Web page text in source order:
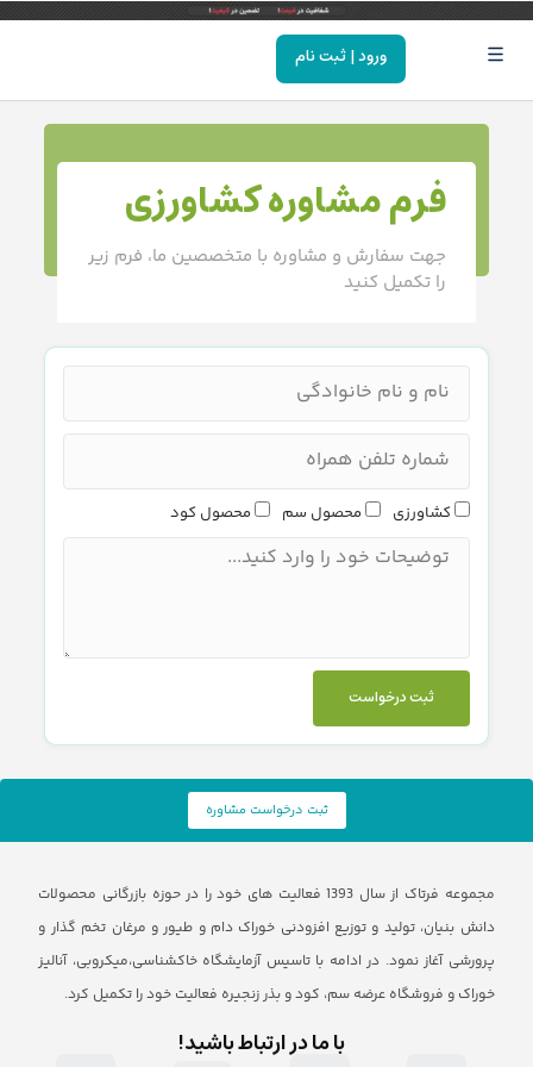
ورود | ثبت نام
فرم مشاوره کشاورزی
جهت سفارش و مشاوره با متخصصین ما، فرم زیر
را تکمیل کنید
کشاورزی محصول سم محصول کود
ثبت درخواست
ثبت درخواست مشاوره
مجموعه فرتاک از سال 1393 فعالیت های خود را در حوزه بازرگانی محصولات
دانش بنیان، تولید و توزیع افزودنی خوراک دام و طیور و مرغان تخم گذار و
پرورشی آغاز نمود. در ادامه با تاسیس آزمایشگاه خاکشناسی،میکروبی، آنالیز
خوراک و فروشگاه عرضه سم، کود و بذر زنجیره فعالیت خود را تکمیل کرد.
با ما در ارتباط باشید!